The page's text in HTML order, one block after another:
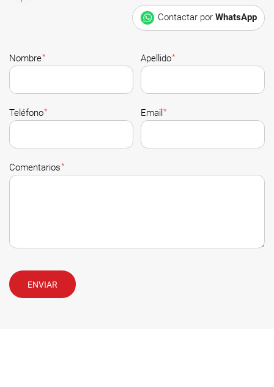
Contactar por WhatsApp
Nombre* Apellido*
Teléfono* Email *
Comentarios*
ENVIAR